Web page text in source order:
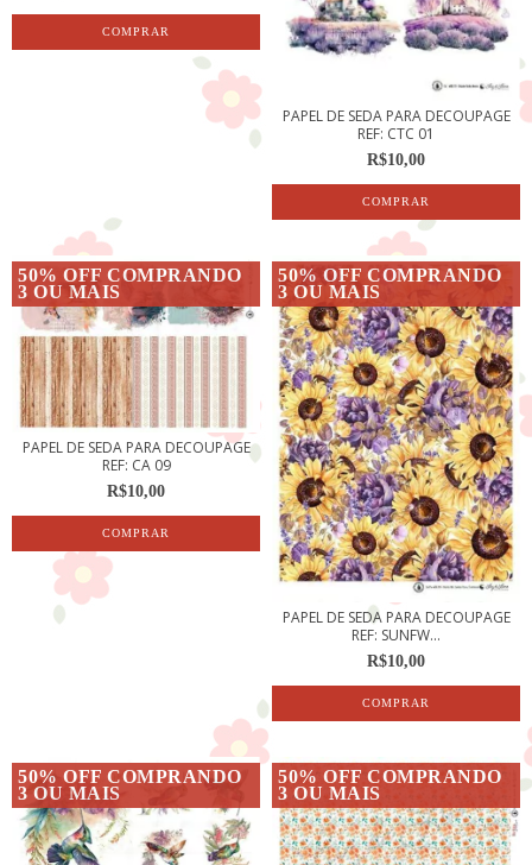
PAPEL DE SEDA PARA DECOUPAGE
REF: CTC 01
R$10,00
50% OFF COMPRANDO
3 OU MAIS
PAPEL DE SEDA PARA DECOUPAGE
REF: CA 09
R$10,00
50% OFF COMPRANDO
3 OU MAIS
PAPEL DE SEDA PARA DECOUPAGE
REF: SUNFW...
R$10,00
50% OFF COMPRANDO
3 OU MAIS
50% OFF COMPRANDO
3 OU MAIS